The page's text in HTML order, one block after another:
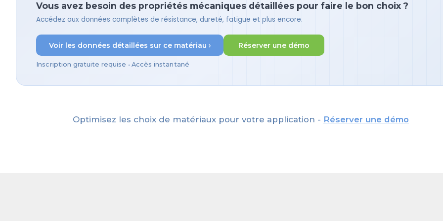
Vous avez besoin des propriétés mécaniques détaillées pour faire le bon choix ?
Accédez aux données complètes de résistance, dureté, fatigue et plus encore.
Voir les données détaillées sur ce matériau ›
Inscription gratuite requise • Accès instantané
Réserver une démo
Optimisez les choix de matériaux pour votre application - Réserver une démo